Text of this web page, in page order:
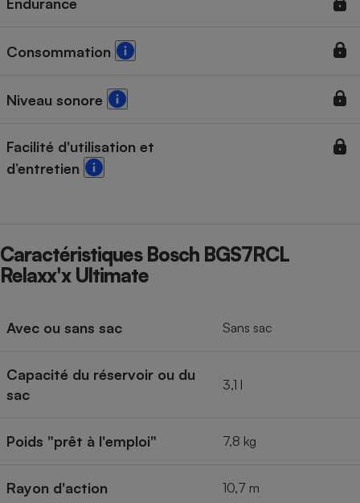
Consommation
Niveau sonore
Facilité d'utilisation et
d’entretien
Caractéristiques Bosch BGS7RCL
Relaxx'x Ultimate
Avec ou sans sac Sans sac
Capacité du réservoir ou du
sac
3,1 l
Poids "prêt à l'emploi" 7,8 kg
Rayon d'action 10,7 m